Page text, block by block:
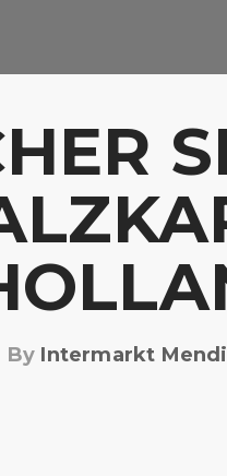
By Intermarkt